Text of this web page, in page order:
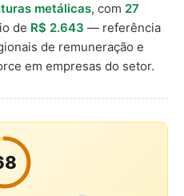
metálicas, com 27
de R$ 2.643 — referência
de remuneração e
em empresas do setor.